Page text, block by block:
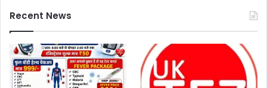
Recent News